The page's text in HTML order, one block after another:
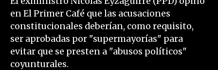
en El Primer Café que las acusaciones
constitucionales deberían, como requisito,
ser aprobadas por "supermayorías" para
evitar que se presten a "abusos políticos"
coyunturales.